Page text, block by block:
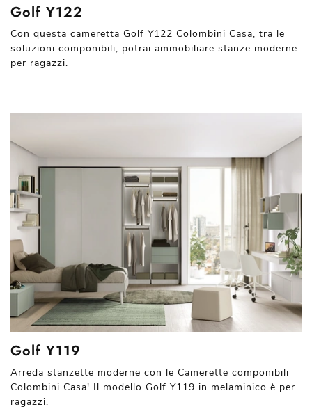
Golf Y122
Con questa cameretta Golf Y122 Colombini Casa, tra le
soluzioni componibili, potrai ammobiliare stanze moderne
per ragazzi.
Golf Y119
Arreda stanzette moderne con le Camerette componibili
Colombini Casa! Il modello Golf Y119 in melaminico è per
ragazzi.